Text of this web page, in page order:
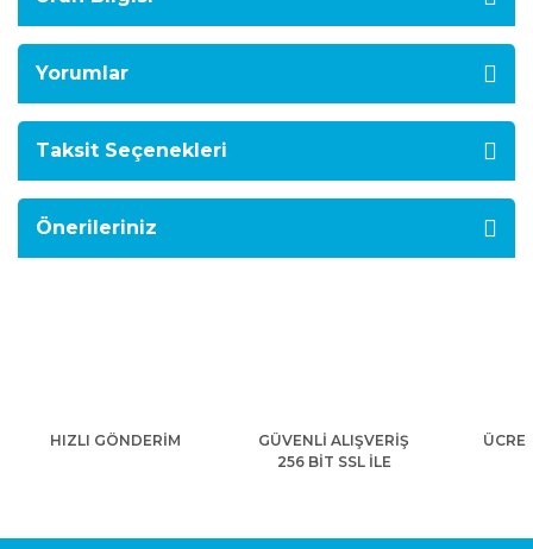
Yorumlar
Taksit Seçenekleri
Önerileriniz
HIZLI GÖNDERİM
GÜVENLİ ALIŞVERİŞ
256 BİT SSL İLE